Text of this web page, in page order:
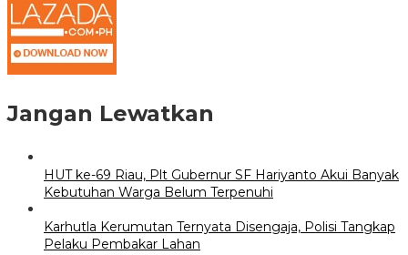
Jangan Lewatkan
HUT ke-69 Riau, Plt Gubernur SF Hariyanto Akui Banyak
Kebutuhan Warga Belum Terpenuhi
Karhutla Kerumutan Ternyata Disengaja, Polisi Tangkap
Pelaku Pembakar Lahan